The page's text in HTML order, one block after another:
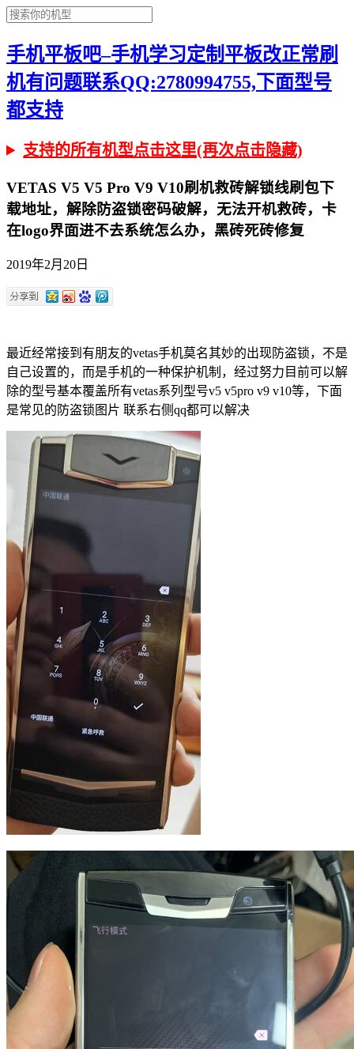
手机平板吧–手机学习定制平板改正常刷
机有问题联系QQ:2780994755,下面型号
都支持
支持的所有机型点击这里(再次点击隐藏)
VETAS V5 V5 Pro V9 V10刷机救砖解锁线刷包下
载地址，解除防盗锁密码破解，无法开机救砖，卡
在logo界面进不去系统怎么办，黑砖死砖修复
2019年2月20日
最近经常接到有朋友的vetas手机莫名其妙的出现防盗锁，不是
自己设置的，而是手机的一种保护机制，经过努力目前可以解
除的型号基本覆盖所有vetas系列型号v5 v5pro v9 v10等，下面
是常见的防盗锁图片 联系右侧qq都可以解决